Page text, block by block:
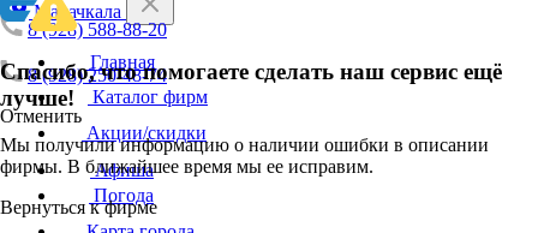
8 (928) 588-88-20
8 (928) 250-48-74
Отменить
Спасибо, что помогаете сделать наш сервис ещё
лучше!
Мы получили информацию о наличии ошибки в описании
фирмы. В ближайшее время мы ее исправим.
Вернуться к фирме
Махачкала
Главная
Каталог фирм
Акции/скидки
Афиша
Погода